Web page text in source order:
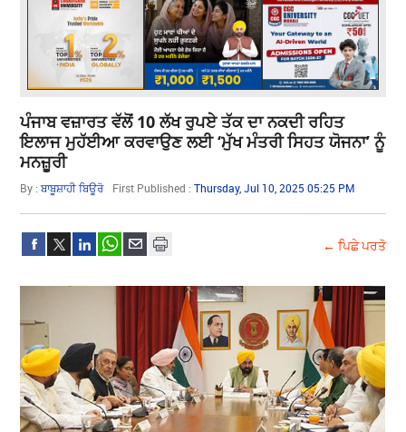
ਪੰਜਾਬ ਵਜ਼ਾਰਤ ਵੱਲੋਂ 10 ਲੱਖ ਰੁਪਏ ਤੱਕ ਦਾ ਨਕਦੀ ਰਹਿਤ
ਇਲਾਜ ਮੁਹੱਈਆ ਕਰਵਾਉਣ ਲਈ ‘ਮੁੱਖ ਮੰਤਰੀ ਸਿਹਤ ਯੋਜਨਾ’ ਨੂੰ
ਮਨਜ਼ੂਰੀ
By :ਬਾਬੂਸ਼ਾਹੀ ਬਿਊਰੋ First Published :Thursday, Jul 10, 2025 05:25 PM
← ਪਿਛੇ ਪਰਤੋ